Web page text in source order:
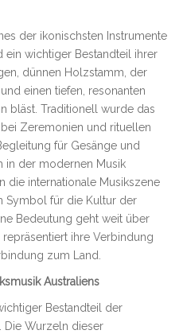
der ikonischsten Instrumente
ein wichtiger Bestandteil ihrer
dünnen Holzstamm, der
einen tiefen, resonanten
bläst. Traditionell wurde das
Zeremonien und rituellen
für Gesänge und
in der modernen Musik
die internationale Musikszene
Symbol für die Kultur der
Bedeutung geht weit über
ihre Verbindung
zum Land.
Australiens
Bestandteil der
Die Wurzeln dieser